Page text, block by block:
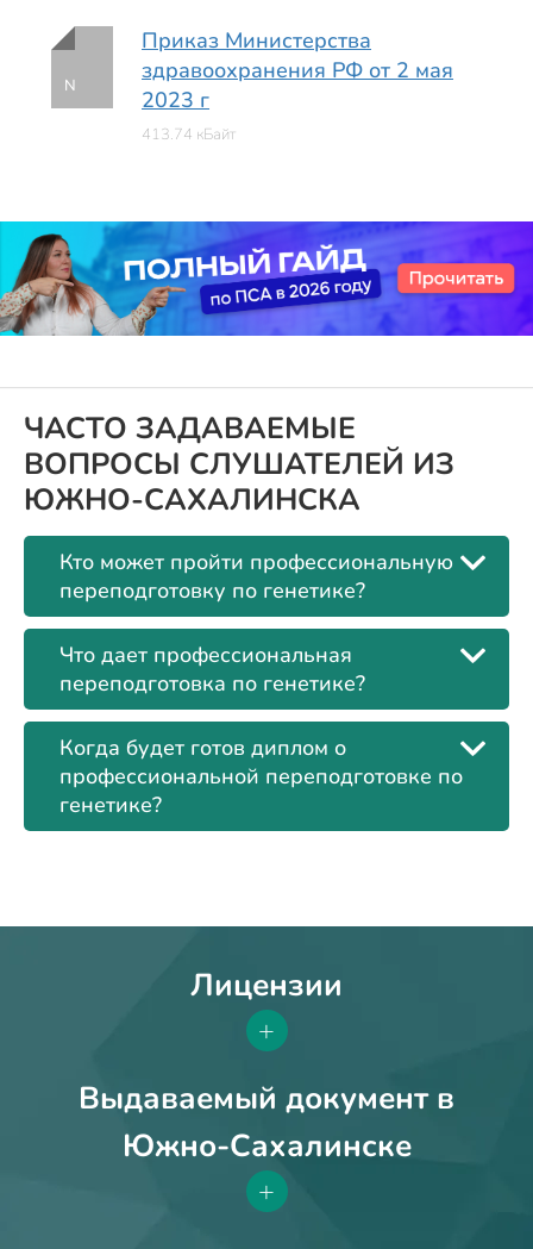
N
Приказ Министерства
здравоохранения РФ от 2 мая
2023 г
413.74 кБайт
ЧАСТО ЗАДАВАЕМЫЕ
ВОПРОСЫ СЛУШАТЕЛЕЙ ИЗ
ЮЖНО-САХАЛИНСКА
Кто может пройти профессиональную
переподготовку по генетике?
Что дает профессиональная
переподготовка по генетике?
Когда будет готов диплом о
профессиональной переподготовке по
генетике?
Лицензии
+
Выдаваемый документ в
Южно-Сахалинске
+